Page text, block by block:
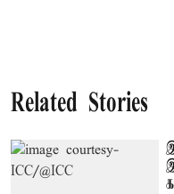
Related Stories